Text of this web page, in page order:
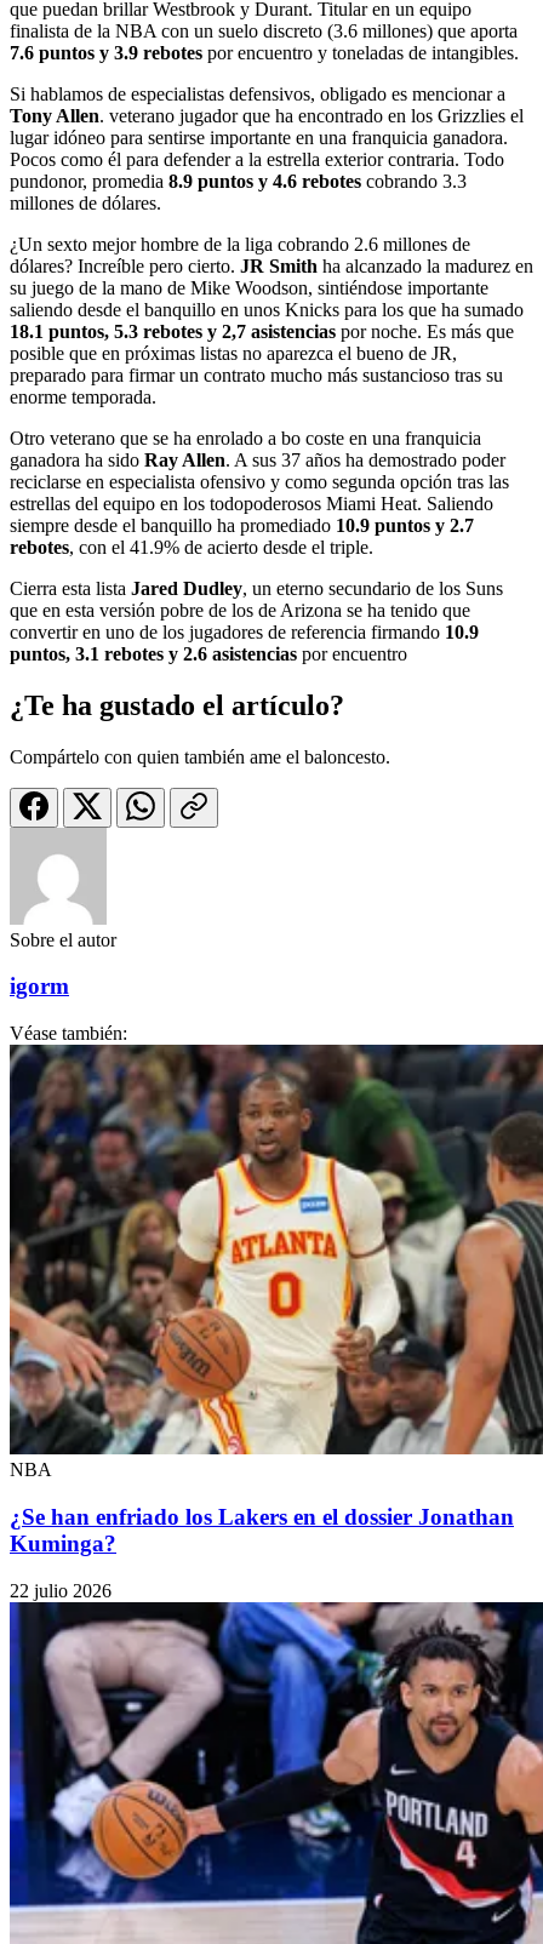
que puedan brillar Westbrook y Durant. Titular en un equipo
finalista de la NBA con un suelo discreto (3.6 millones) que aporta
7.6 puntos y 3.9 rebotes por encuentro y toneladas de intangibles.
Si hablamos de especialistas defensivos, obligado es mencionar a
Tony Allen. veterano jugador que ha encontrado en los Grizzlies el
lugar idóneo para sentirse importante en una franquicia ganadora.
Pocos como él para defender a la estrella exterior contraria. Todo
pundonor, promedia 8.9 puntos y 4.6 rebotes cobrando 3.3
millones de dólares.
¿Un sexto mejor hombre de la liga cobrando 2.6 millones de
dólares? Increíble pero cierto. JR Smith ha alcanzado la madurez en
su juego de la mano de Mike Woodson, sintiéndose importante
saliendo desde el banquillo en unos Knicks para los que ha sumado
18.1 puntos, 5.3 rebotes y 2,7 asistencias por noche. Es más que
posible que en próximas listas no aparezca el bueno de JR,
preparado para firmar un contrato mucho más sustancioso tras su
enorme temporada.
Otro veterano que se ha enrolado a bo coste en una franquicia
ganadora ha sido Ray Allen. A sus 37 años ha demostrado poder
reciclarse en especialista ofensivo y como segunda opción tras las
estrellas del equipo en los todopoderosos Miami Heat. Saliendo
siempre desde el banquillo ha promediado 10.9 puntos y 2.7
rebotes, con el 41.9% de acierto desde el triple.
Cierra esta lista Jared Dudley, un eterno secundario de los Suns
que en esta versión pobre de los de Arizona se ha tenido que
convertir en uno de los jugadores de referencia firmando 10.9
puntos, 3.1 rebotes y 2.6 asistencias por encuentro
¿Te ha gustado el artículo?
Compártelo con quien también ame el baloncesto.
Sobre el autor
igorm
Véase también:
NBA
¿Se han enfriado los Lakers en el dossier Jonathan
Kuminga?
22 julio 2026